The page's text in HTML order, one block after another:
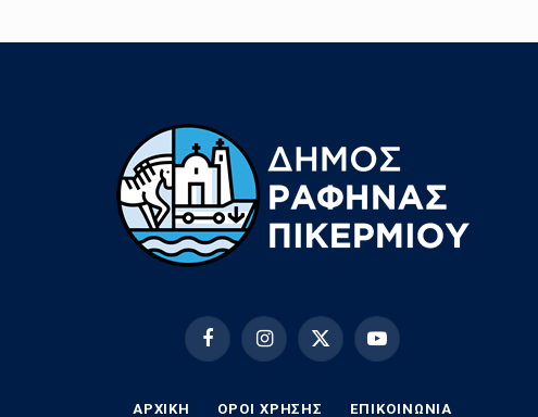
FacebookInstagramX
YouTube
ΑΡΧΙΚΗ ΟΡΟΙ ΧΡΗΣΗΣ EΠΙΚΟΙΝΩΝΊΑ